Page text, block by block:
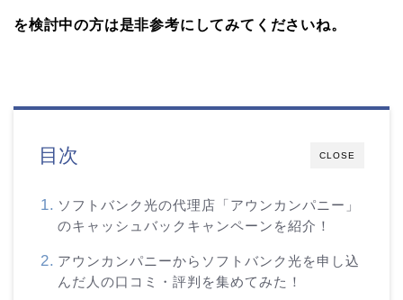
を検討中の方は是非参考にしてみてくださいね。
CLOSE
目次
ソフトバンク光の代理店「アウンカンパニー」
のキャッシュバックキャンペーンを紹介！
アウンカンパニーからソフトバンク光を申し込
んだ人の口コミ・評判を集めてみた！